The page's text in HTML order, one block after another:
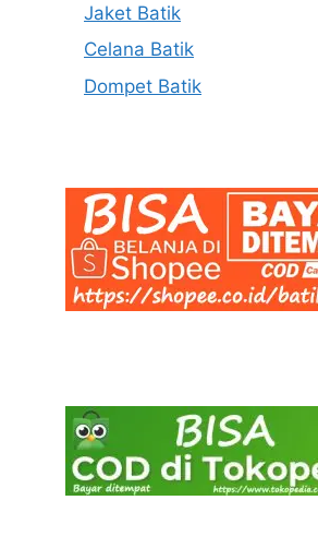
Jaket Batik
Celana Batik
Dompet Batik